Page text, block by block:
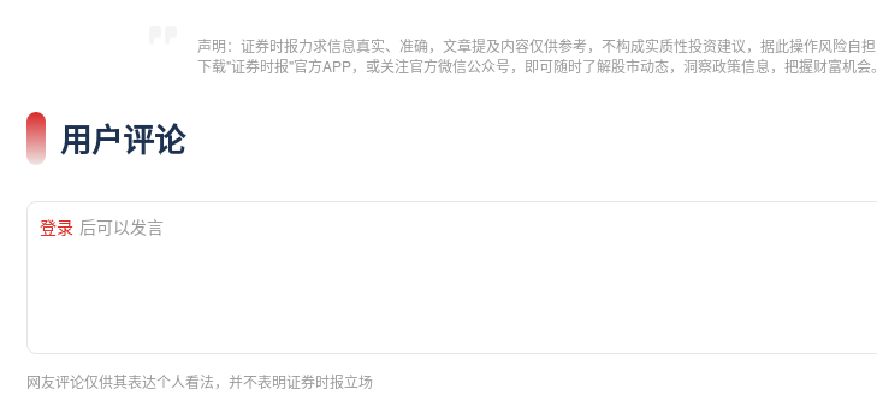
声明：证券时报力求信息真实、准确，文章提及内容仅供参考，不构成实质性投资建议，据此操作风险自担
下载"证券时报"官方APP，或关注官方微信公众号，即可随时了解股市动态，洞察政策信息，把握财富机会。
用户评论
登录 后可以发言
网友评论仅供其表达个人看法，并不表明证券时报立场